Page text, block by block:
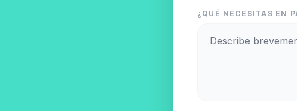
¿QUÉ NECESITAS EN